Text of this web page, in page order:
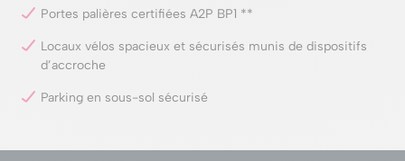
Portes palières certifiées A2P BP1 **
Locaux vélos spacieux et sécurisés munis de dispositifs
d’accroche
Parking en sous-sol sécurisé